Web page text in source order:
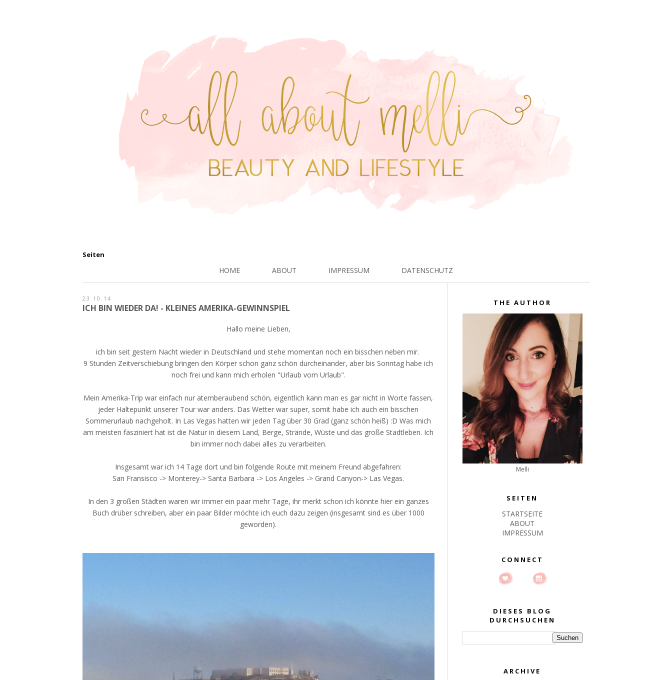
Seiten
HOME ABOUT IMPRESSUM DATENSCHUTZ
23.10.14
ICH BIN WIEDER DA! - KLEINES AMERIKA-GEWINNSPIEL
Hallo meine Lieben,
ich bin seit gestern Nacht wieder in Deutschland und stehe momentan noch ein bisschen neben mir.
9 Stunden Zeitverschiebung bringen den Körper schon ganz schön durcheinander, aber bis Sonntag habe ich
noch frei und kann mich erholen "Urlaub vom Urlaub".
Mein Amerika-Trip war einfach nur atemberaubend schön, eigentlich kann man es gar nicht in Worte fassen,
jeder Haltepunkt unserer Tour war anders. Das Wetter war super, somit habe ich auch ein bisschen
Sommerurlaub nachgeholt. In Las Vegas hatten wir jeden Tag über 30 Grad (ganz schön heiß) :D Was mich
am meisten fasziniert hat ist die Natur in diesem Land, Berge, Strände, Wüste und das große Stadtleben. Ich
bin immer noch dabei alles zu verarbeiten.
Insgesamt war ich 14 Tage dort und bin folgende Route mit meinem Freund abgefahren:
San Fransisco -> Monterey-> Santa Barbara -> Los Angeles -> Grand Canyon-> Las Vegas.
In den 3 großen Städten waren wir immer ein paar mehr Tage, ihr merkt schon ich könnte hier ein ganzes
Buch drüber schreiben, aber ein paar Bilder möchte ich euch dazu zeigen (insgesamt sind es über 1000
geworden).
THE AUTHOR
Melli
SEITEN
STARTSEITE
ABOUT
IMPRESSUM
CONNECT
DIESES BLOG
DURCHSUCHEN
ARCHIVE